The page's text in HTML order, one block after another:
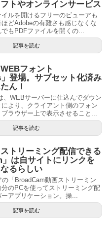
トやオンラインサービス
ルを開けるフリーのビューアも
どAdobeの有難さも感じなくな
もPDFファイルを開くの...
記事を読む
フォント
」登場。サブセット化済み
ん！
、WEBサーバーに仕込んでダウン
より、クライアント側のフォン
ラウザー上で表示させること...
記事を読む
トリーミング配信できる
」は自サイトにリンクを
るらしい
の「BroadCam動画ストリーミン
のPCを使ってストリーミング配
アプリケーション。操...
記事を読む